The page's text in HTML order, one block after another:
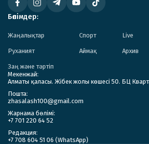
Бөлімдер:
Жаңалықтар Спорт Live
Руханият Аймақ Архив
Заң және тәртіп
Мекенжай:
Алматы қаласы. Жібек жолы көшесі 50. БЦ
Пошта:
zhasalash100@gmail.com
Жарнама бөлімі:
+7 701 220 64 52
Редакция:
+7 708 604 51 06 (WhatsApp)